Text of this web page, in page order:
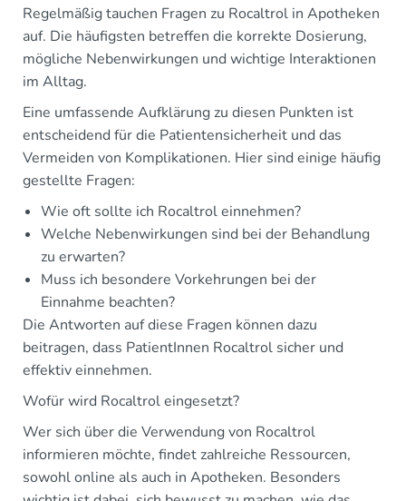
Regelmäßig tauchen Fragen zu Rocaltrol in Apotheken
auf. Die häufigsten betreffen die korrekte Dosierung,
mögliche Nebenwirkungen und wichtige Interaktionen
im Alltag.
Eine umfassende Aufklärung zu diesen Punkten ist
entscheidend für die Patientensicherheit und das
Vermeiden von Komplikationen. Hier sind einige häufig
gestellte Fragen:
Wie oft sollte ich Rocaltrol einnehmen?
Welche Nebenwirkungen sind bei der Behandlung
zu erwarten?
Muss ich besondere Vorkehrungen bei der
Einnahme beachten?
Die Antworten auf diese Fragen können dazu
beitragen, dass PatientInnen Rocaltrol sicher und
effektiv einnehmen.
Wofür wird Rocaltrol eingesetzt?
Wer sich über die Verwendung von Rocaltrol
informieren möchte, findet zahlreiche Ressourcen,
sowohl online als auch in Apotheken. Besonders